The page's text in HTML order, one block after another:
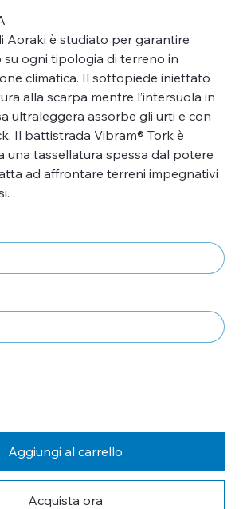
Aoraki è studiato per garantire
ogni tipologia di terreno in
climatica. Il sottopiede iniettato
alla scarpa mentre l’intersuola in
ultraleggera assorbe gli urti e con
Il battistrada Vibram® Tork è
una tassellatura spessa dal potere
ad affrontare terreni impegnativi
Aggiungi al carrello
Acquista ora